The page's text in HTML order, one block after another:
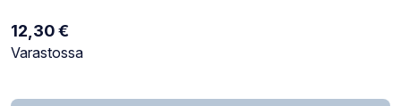
12,30€
Varastotilanne:
Varastossa